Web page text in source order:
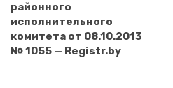
районного
исполнительного
комитета от 08.10.2013
№ 1055 — Registr.by